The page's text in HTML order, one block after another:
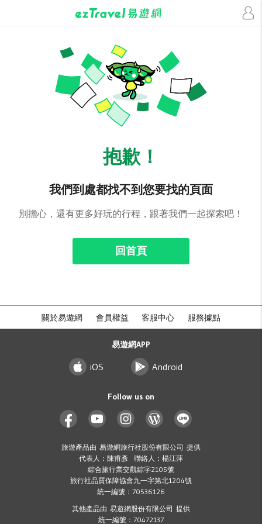
抱歉！
我們到處都找不到您要找的頁面
別擔心，還有更多好玩的行程，跟著我們一起探索吧！
回首頁
關於易遊網 會員權益 客服中心 服務據點
易遊網APP
iOS Android
Follow us on
旅遊產品由 易遊網旅行社股份有限公司 提供
代表人：陳甫彥 聯絡人：楊江萍
綜合旅行業交觀綜字2105號
旅行社品質保障協會九一字第北1204號
統一編號：70536126
其他產品由 易遊網股份有限公司 提供
統一編號：70472137